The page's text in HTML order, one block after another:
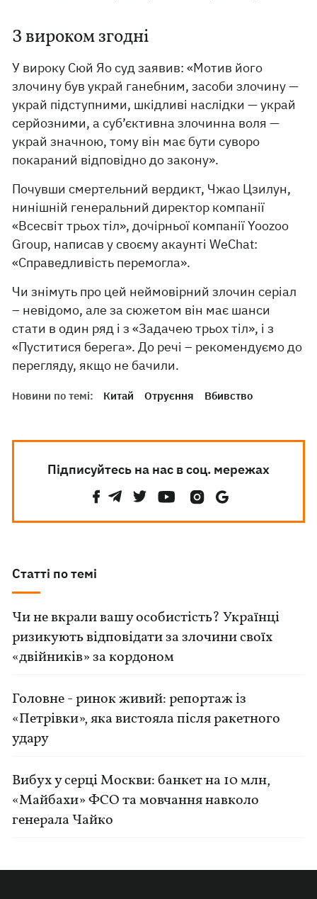
З вироком згодні
У вироку Сюй Яо суд заявив: «Мотив його
злочину був украй ганебним, засоби злочину —
украй підступними, шкідливі наслідки — украй
серйозними, а суб’єктивна злочинна воля —
украй значною, тому він має бути суворо
покараний відповідно до закону».
Почувши смертельний вердикт, Чжао Цзилун,
нинішній генеральний директор компанії
«Всесвіт трьох тіл», дочірньої компанії Yoozoo
Group, написав у своєму акаунті WeChat:
«Справедливість перемогла».
Чи знімуть про цей неймовірний злочин серіал
– невідомо, але за сюжетом він має шанси
стати в один ряд і з «Задачею трьох тіл», і з
«Пуститися берега». До речі – рекомендуємо до
перегляду, якщо не бачили.
Новини по темі: Китай Отруєння Вбивство
Підписуйтесь на нас в соц. мережах
Статті по темі
Чи не вкрали вашу особистість? Українці
ризикують відповідати за злочини своїх
«двійників» за кордоном
Головне - ринок живий: репортаж із
«Петрівки», яка вистояла після ракетного
удару
Вибух у серці Москви: банкет на 10 млн,
«Майбахи» ФСО та мовчання навколо
генерала Чайко